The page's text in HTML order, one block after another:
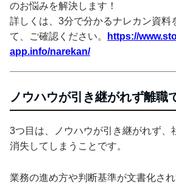
のお悩みを解決します！
詳しくは、3分で分かるナレカン資料
て、ご確認ください。
https://
app.info/narekan/
ノウハウが引き継がれず離職
3つ目は、ノウハウが引き継がれず、
消失してしまうことです。
業務の進め方や判断基準が文書化さ